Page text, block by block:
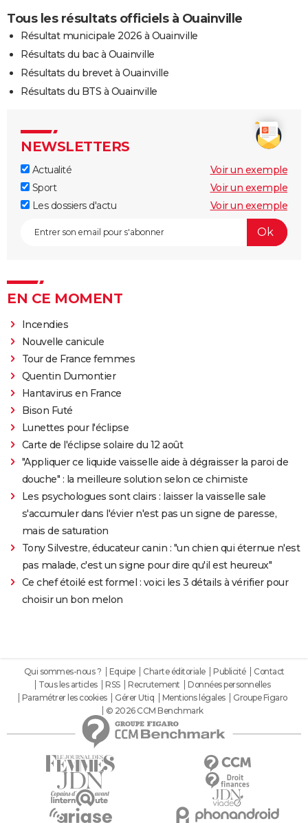
Tous les résultats officiels à Ouainville
Résultat municipale 2026 à Ouainville
Résultats du bac à Ouainville
Résultats du brevet à Ouainville
Résultats du BTS à Ouainville
NEWSLETTERS
Actualité
Voir un exemple
Sport
Voir un exemple
Les dossiers d'actu
Voir un exemple
EN CE MOMENT
Incendies
Nouvelle canicule
Tour de France femmes
Quentin Dumontier
Hantavirus en France
Bison Futé
Lunettes pour l'éclipse
Carte de l'éclipse solaire du 12 août
"Appliquer ce liquide vaisselle aide à dégraisser la paroi de
douche" : la meilleure solution selon ce chimiste
Les psychologues sont clairs : laisser la vaisselle sale
s'accumuler dans l'évier n'est pas un signe de paresse,
mais de saturation
Tony Silvestre, éducateur canin : "un chien qui éternue n'est
pas malade, c'est un signe pour dire qu'il est heureux"
Ce chef étoilé est formel : voici les 3 détails à vérifier pour
choisir un bon melon
Qui sommes-nous ? Equipe Charte éditoriale Publicité
Contact
Tous les articles
RSS Recrutement
Données personnelles
Paramétrer les cookies
Gérer Utiq Mentions légales
Groupe Figaro
© 2026 CCM Benchmark